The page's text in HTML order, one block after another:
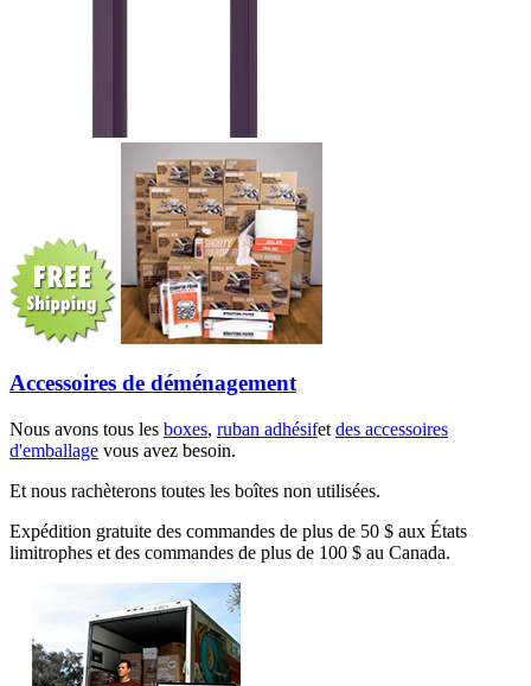
Accessoires de déménagement
Nous avons tous les boxes, ruban adhésifet des accessoires
d'emballage vous avez besoin.
Et nous rachèterons toutes les boîtes non utilisées.
Expédition gratuite des commandes de plus de 50 $ aux États
limitrophes et des commandes de plus de 100 $ au Canada.